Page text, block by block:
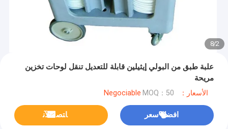
2
/
8
علبة طبق من البولي إيثيلين قابلة للتعديل تنقل لوحات تخزين
مريحة
الأسعار：Negociable MOQ：50
افضل سعر ﺎﺘﺼﻟ ﺍﻶﻧ